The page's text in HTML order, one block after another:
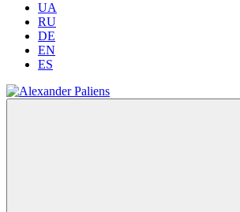
UA
RU
DE
EN
ES